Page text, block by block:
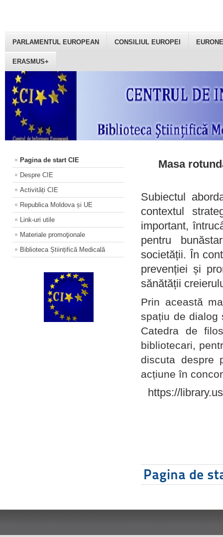
PARLAMENTUL EUROPEAN CONSILIUL EUROPEI
ERASMUS+
Pagina de start CIE
Despre CIE
Activități CIE
Republica Moldova și UE
Link-uri utile
Materiale promoţionale
Biblioteca Științifică Medicală
Masa
Subiectul
contextul
important,
pentru
societății. În
prevenției și
sănătății
Prin această
spațiu de dialog
Catedra de
bibliotecari,
discuta despre
acțiune în
https://
Pagina de